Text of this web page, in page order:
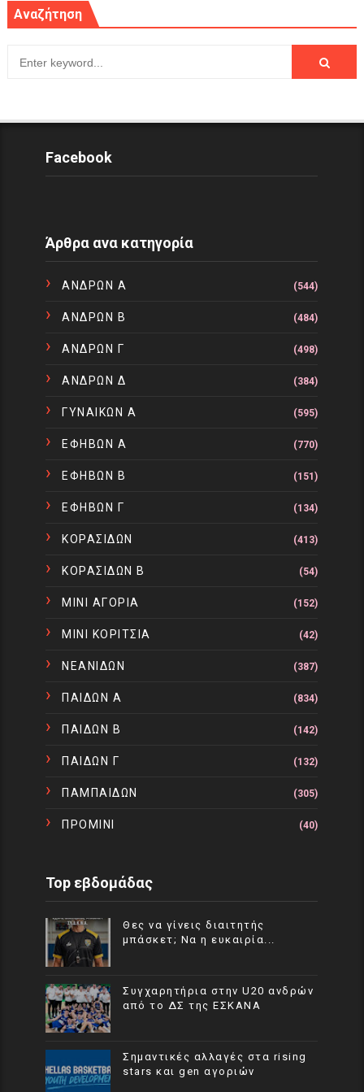
Αναζήτηση
Facebook
Άρθρα ανα κατηγορία
ΑΝΔΡΩΝ Α (544)
ΑΝΔΡΩΝ Β (484)
ΑΝΔΡΩΝ Γ (498)
ΑΝΔΡΩΝ Δ (384)
ΓΥΝΑΙΚΩΝ Α (595)
ΕΦΗΒΩΝ Α (770)
ΕΦΗΒΩΝ Β (151)
ΕΦΗΒΩΝ Γ (134)
ΚΟΡΑΣΙΔΩΝ (413)
ΚΟΡΑΣΙΔΩΝ Β (54)
ΜΙΝΙ ΑΓΟΡΙΑ (152)
ΜΙΝΙ ΚΟΡΙΤΣΙΑ (42)
ΝΕΑΝΙΔΩΝ (387)
ΠΑΙΔΩΝ Α (834)
ΠΑΙΔΩΝ Β (142)
ΠΑΙΔΩΝ Γ (132)
ΠΑΜΠΑΙΔΩΝ (305)
ΠΡΟΜΙΝΙ (40)
Top εβδομάδας
Θες να γίνεις διαιτητής
μπάσκετ; Να η ευκαιρία...
Συγχαρητήρια στην U20 ανδρών
από το ΔΣ της ΕΣΚΑΝΑ
Σημαντικές αλλαγές στα rising
stars και gen αγοριών